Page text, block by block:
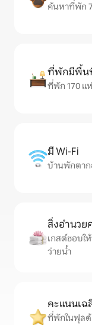
ค้นหาที่พัก
ที่พักมีพื้น
ที่พัก 170 แ
มี Wi-Fi
บ้านพักตาก
สิ่งอำนวย
เกสต์ชอบใ
ว่ายน้ำ
คะแนนเฉ
ที่พักในฟุลด้